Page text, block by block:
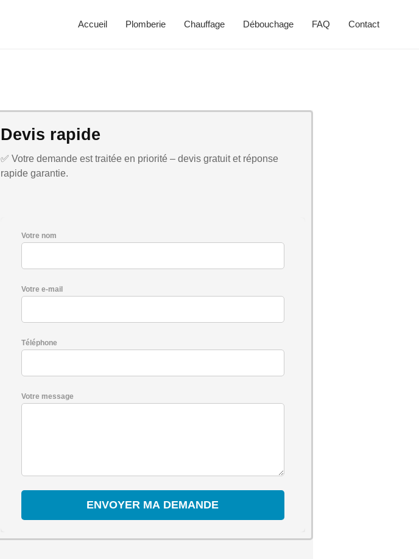
Accueil Plomberie Chauffage Débouchage FAQ Contact
Devis rapide
✅ Votre demande est traitée en priorité – devis gratuit et réponse
rapide garantie.
Votre nom
Votre e-mail
Téléphone
Votre message